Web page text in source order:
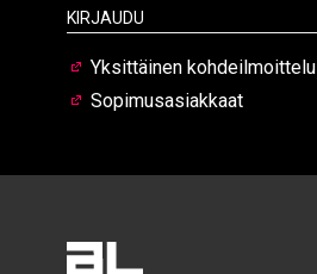
Kirjaudu
Yksittäinen kohdeilmoittelu
Sopimusasiakkaat